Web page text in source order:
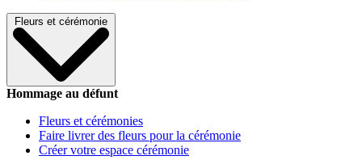
Fleurs et cérémonie
Hommage au défunt
Fleurs et cérémonies
Faire livrer des fleurs pour la cérémonie
Créer votre espace cérémonie